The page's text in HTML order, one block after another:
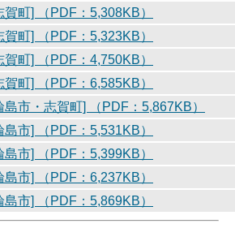
町] （PDF：5,308KB）
町] （PDF：5,323KB）
町] （PDF：4,750KB）
町] （PDF：6,585KB）
島市・志賀町] （PDF：5,867KB）
市] （PDF：5,531KB）
市] （PDF：5,399KB）
市] （PDF：6,237KB）
市] （PDF：5,869KB）